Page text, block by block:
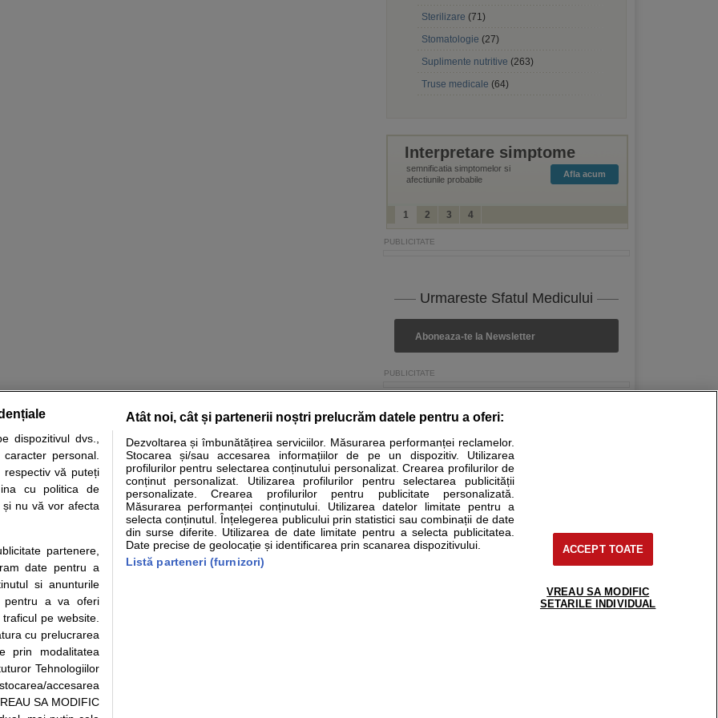
Sterilizare (71)
Stomatologie (27)
Suplimente nutritive (263)
Truse medicale (64)
Interpretare simptome
semnificatia simptomelor si
afectiunile probabile
Afla acum
1 2 3 4
Urmareste Sfatul Medicului
Aboneaza-te la Newsletter
Specialitati medicale Boli si afectiuni Calculatoare Stiri medicale
despre sanatate disponibile pe sfatulmedicului.ro au scop informativ si educational. Ele nu pot substitui consultul medical direct si
medicale. Va sfatuim, ca pe langa informatia primita pe sfatulmedicului.ro sa consultati fie medicul Dvs., fie unul dintre medicii pe care
programari la medic Clickmed.
Drepturile consumatorului
Protectia consumatorilor - ANPC
Solutionarea Alternativa a
Litigiilor
Info consumator: 0800.080.999
Formulare europene - CNAS
Ministerul Sanatatii - ANMDM
Parteneri
support@sfatulmedicului.ro
0374 109 268
dispozitivul dvs.,
personal.
respectiv vă puteți
cu politica de
nu vă vor afecta
partenere,
date pentru a
si anunturile
pentru a va oferi
pe website.
cu prelucrarea
prin modalitatea
Tehnologiilor
accesarea
SA MODIFIC
Atât noi, cât și partenerii noștri prelucrăm datele pentru a oferi:
Dezvoltarea și îmbunătățirea serviciilor. Măsurarea performanței reclamelor.
Stocarea și/sau accesarea informațiilor de pe un dispozitiv. Utilizarea
profilurilor pentru selectarea conținutului personalizat. Crearea profilurilor de
conținut personalizat. Utilizarea profilurilor pentru selectarea publicității
personalizate. Crearea profilurilor pentru publicitate personalizată.
Măsurarea performanței conținutului. Utilizarea datelor limitate pentru a
selecta conținutul. Înțelegerea publicului prin statistici sau combinații de date
din surse diferite. Utilizarea de date limitate pentru a selecta publicitatea.
Date precise de geolocație și identificarea prin scanarea dispozitivului.
Listă parteneri (furnizori)
ACCEPT TOATE
VREAU SA MODIFIC
SETARILE INDIVIDUAL